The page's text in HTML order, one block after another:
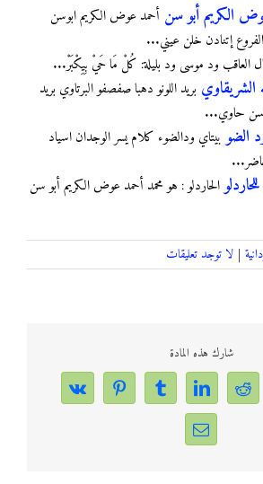
الكريم أبو سن أحمد عوض الكريم ابوسن
إتنادن خلن عيني...
العاقب ود موسى ود بليلة: كُلْ مَا حَيْ بِيِكْبَرْ...
الشريقاوي ﺑﺮﻳﺪ ﺍﻟﻠﻮﻧﻮ ﺩﻫﺒﺎ ﺻﻔﺼﻔﻮ ﺍﻟﺒﺮﺗﺎﻭﻱ ﺑﺮﻳﺪ
ﺣﺎﻭﻱ...
الضو بيتاي ودالضوء كلام يسر الوجدان اسياد
الحاردلو : هو محمد أحمد عوض الكريم أبو سن
| لا توجد تعليقات
شارك هذه المادة
Reddit
LinkedIn
Tumblr
Pinterest
Vk
Email